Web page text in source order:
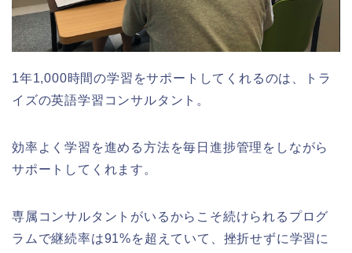
1年1,000時間の学習をサポートしてくれるのは、トラ
イズの英語学習コンサルタント。
効率よく学習を進める方法を毎日進捗管理をしながら
サポートしてくれます。
専属コンサルタントがいるからこそ続けられるプログ
ラムで継続率は91%を超えていて、挫折せずに学習に